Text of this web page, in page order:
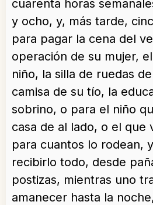
cuarenta horas
y ocho, y, más tarde,
para pagar la cena del
operación de su mujer,
niño, la silla de ruedas
camisa de su tío, la
sobrino, o para el niño
casa de al lado, o el que
para cuantos lo rodean,
recibirlo todo, desde
postizas, mientras uno
amanecer hasta la